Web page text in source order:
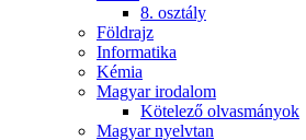
8. osztály
Földrajz
Informatika
Kémia
Magyar irodalom
Kötelező olvasmányok
Magyar nyelvtan